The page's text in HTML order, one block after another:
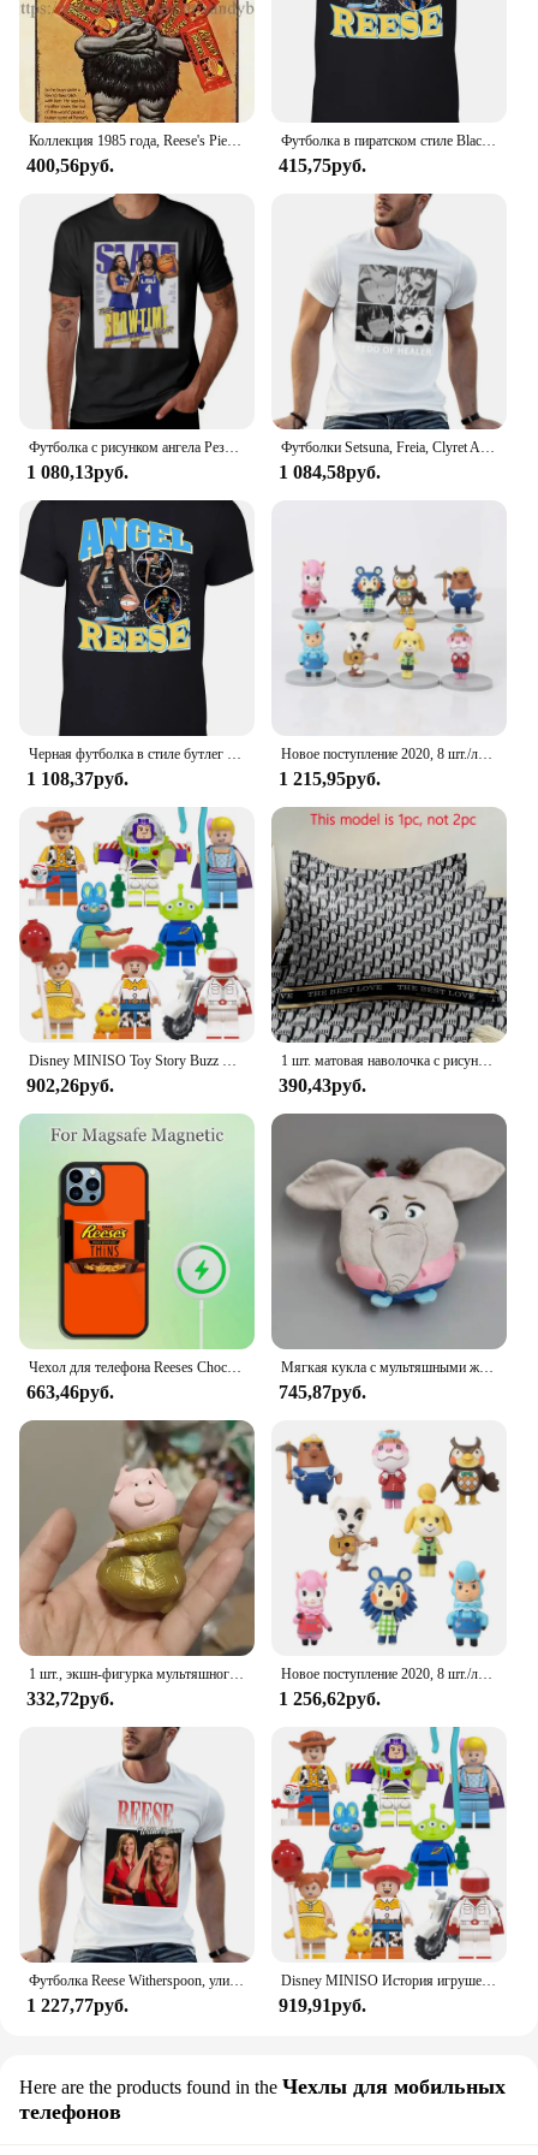
Коллекция 1985 года, Reese's Piece Alien Shadamedafas, металлический жестяной знак, домашний декор, Настенный декор
400,56руб.
Футболка в пиратском стиле Black Chicago Angel Reese 2025 года, высококачественный люксовый бренд из чистого хлопка, популярный международный вариант
415,75руб.
Футболка с рисунком ангела Реза Х флауя шлема, женские топы, белая аниме одежда для мальчиков, Мужская футболка с рисунком
1 080,13руб.
Футболки Setsuna, Freia, Clyret And Reese Redo Of Healer, футболки с рисунком рэпера, летние топы, мужские однотонные футболки
1 084,58руб.
Черная футболка в стиле бутлег Chicago Angel Reese
1 108,37руб.
Новое поступление 2020, 8 шт./лот, Animal Crossing, новые горизонты, Cyrus K.K Reese Isabelle, фигурки героев, игрушки, коллекция ПВХ, модель игрушки
1 215,95руб.
Disney MINISO Toy Story Buzz Lightyear Three Eyed Boy Woody Reese Children's Building Block Puzzle Toy Christmas Birthday Gifts
902,26руб.
1 шт. матовая наволочка с рисунком Reese, Мягкая Наволочка с застежкой-конвертом для спальни, постельное белье
390,43руб.
Чехол для телефона Reeses Chocolate для iPhone 13, 12, 11, 14, 15, Pro Max Plus Magsafe с магнитной беспроводной зарядкой
663,46руб.
Мягкая кукла с мультяшными животными размером 20 ~ 25 см, поет Мина, детская коллекция, искусственная игрушка
745,87руб.
1 шт., экшн-фигурка мультяшного животного, 5-8 см
332,72руб.
Новое поступление 2020, 8 шт./лот, Animal Crossing, новые горизонты, Cyrus K.K Reese Isabelle, фигурки героев, игрушки, модель из ПВХ, коллекция игрушек
1 256,62руб.
Футболка Reese Witherspoon, уличная одежда, эстетичная одежда, тяжелые футболки для мужчин
1 227,77руб.
Disney MINISO История игрушек Базз Лайтер трехглазный мальчик Вуди рейз Детский конструктор пазл игрушки рождественские подарки на день рождения
919,91руб.
Here are the products found in the Чехлы для мобильных
телефонов